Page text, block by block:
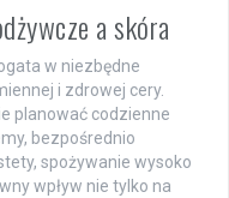
a skóra
w niezbędne
i zdrowej cery.
planować codzienne
bezpośrednio
spożywanie wysoko
wpływ nie tylko na